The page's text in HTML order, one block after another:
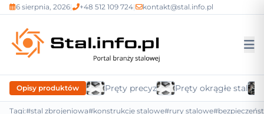
6 sierpnia, 2026| +48 512 109 724| kontakt@stal.info.pl
Opisy produktów Pręty precyzyjnePręty okrągłe
Tagi:#stal zbrojeniowa#konstrukcje stalowe#rury stalowe